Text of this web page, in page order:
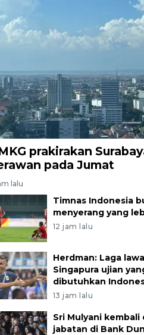
prakirakan
pada Jumat
lalu
Timnas Indonesia
menyerang yang
12 jam lalu
Herdman: Laga
Singapura ujian
dibutuhkan
13 jam lalu
Sri Mulyani kembali
jabatan di Bank